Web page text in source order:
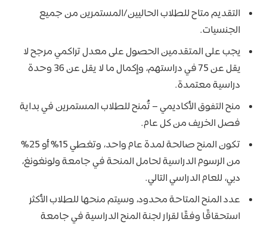
التقديم متاح للطلاب الحاليين/المستمرين من جميع
الجنسيات.
يجب على المتقدمين الحصول على معدل تراكمي مرجح لا
يقل عن 75 في دراستهم، وإكمال ما لا يقل عن 36 وحدة
دراسية معتمدة.
منح التفوق الأكاديمي – تُمنح للطلاب المستمرين في بداية
فصل الخريف من كل عام.
تكون المنح صالحة لمدة عام واحد، وتغطي 15% أو 25%
من الرسوم الدراسية لحامل المنحة في جامعة ولونغونغ،
دبي، للعام الدراسي التالي.
عدد المنح المتاحة محدود، وسيتم منحها للطلاب الأكثر
استحقاقًا وفقًا لقرار لجنة المنح الدراسية في جامعة